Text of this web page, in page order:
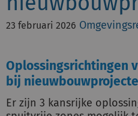
Producten
Juridisch advies
Inloggen op de kennisbank
23 februari 2026
Oplossingsrichtingen
bij
Er zijn 3 kansrijke